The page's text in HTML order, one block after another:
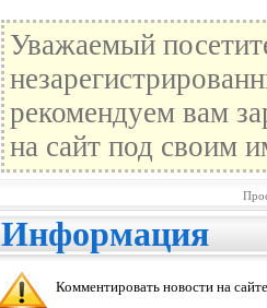
Уважаемый
рекомендуем вам
на сайт под своим
Информация
Комментировать новости на